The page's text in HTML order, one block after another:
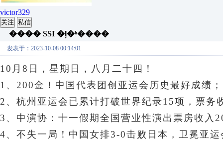
victor329
关注 私信
���� SSI �ļ�ʱ����
发表于：2023-10-08 00:14:01
10月8日，星期日
，八月二十四！
1、200金！中国代表团创亚运会历史最好成绩；
2、杭州亚运会已累计打破世界纪录15项，票务
3、中演协：十一假期全国营业性演出票房收入
4、 不失一局！中国女排3-0击败日本，卫冕亚